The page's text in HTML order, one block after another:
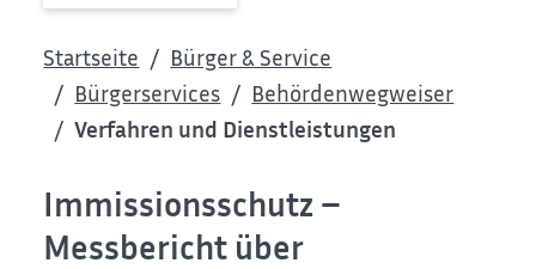
Startseite
Bürger & Service
Bürgerservices
Behördenwegweiser
Verfahren und Dienstleistungen
Immissionsschutz –
Messbericht über